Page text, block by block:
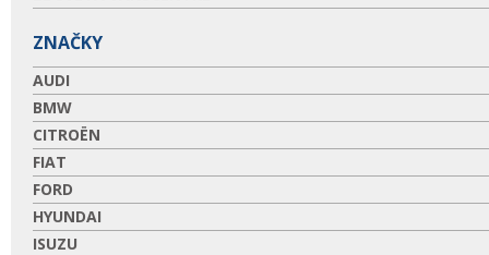
ZNAČKY
AUDI
BMW
CITROËN
FIAT
FORD
HYUNDAI
ISUZU